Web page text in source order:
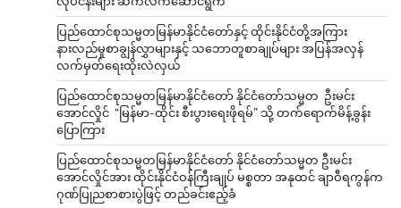
ပြည်ထောင်စုသမ္မတမြန်မာနိုင်ငံတော်နှင့် ထိုင်းနိုင်ငံတို့အကြား
နားလည်မှုစာချွန်လွှာများနှင့် သဘောတူစာချုပ်များ အပြန်အလှန်
လက်မှတ်ရေးထိုးလဲလှယ်
ပြည်ထောင်စုသမ္မတမြန်မာနိုင်ငံတော် နိုင်ငံတော်သမ္မတ ဦးမင်း
အောင်လှိုင် “မြန်မာ-ထိုင်း စီးပွားရေးဖိုရမ်” သို့ တက်ရောက်မိန့်ခွန်း
ပြောကြား
ပြည်ထောင်စုသမ္မတမြန်မာနိုင်ငံတော် နိုင်ငံတော်သမ္မတ ဦးမင်း
အောင်လှိုင်အား ထိုင်းနိုင်ငံဝန်ကြီးချုပ် မစ္စတာ အနုထင် ချာဝီရကွန်က
ဂုဏ်ပြုညစာစားပွဲဖြင့် တည်ခင်းဧည့်ခံ